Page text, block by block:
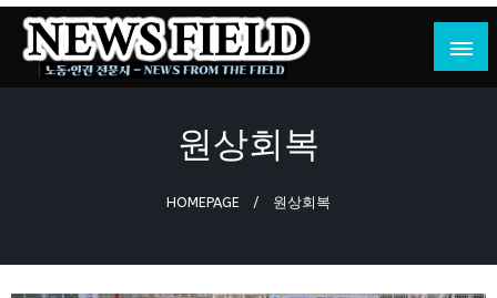
Skip
content
뉴스필드
노동·인권 전문지
원상회복
HOMEPAGE 원상회복